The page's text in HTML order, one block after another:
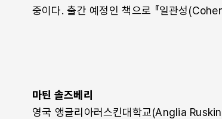
중이다. 출간 예정인 책으로 『일관성
마틴 솔즈베리
영국 앵글리아러스킨대학교(Anglia